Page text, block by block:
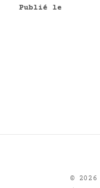
Publié le
© 2026